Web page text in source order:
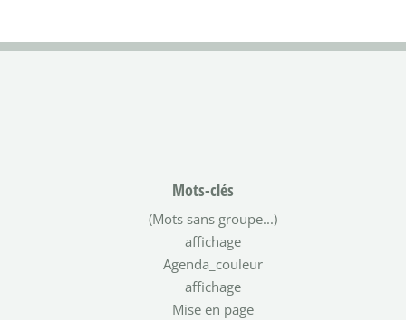
Mots-clés
(Mots sans groupe...)
affichage
Agenda_couleur
affichage
Mise en page